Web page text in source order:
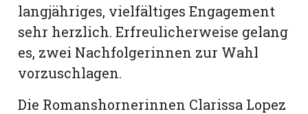
langjähriges, vielfältiges Engagement
sehr herzlich. Erfreulicherweise gelang
es, zwei Nachfolgerinnen zur Wahl
vorzuschlagen.
Die Romanshornerinnen Clarissa Lopez